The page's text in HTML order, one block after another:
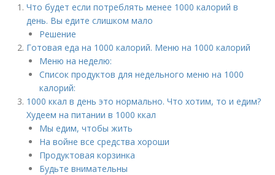
Что будет если потреблять менее 1000 калорий в
день. Вы едите слишком мало
Решение
Готовая еда на 1000 калорий. Меню на 1000 калорий
Меню на неделю:
Список продуктов для недельного меню на 1000
калорий:
1000 ккал в день это нормально. Что хотим, то и едим?
Худеем на питании в 1000 ккал
Мы едим, чтобы жить
На войне все средства хороши
Продуктовая корзинка
Будьте внимательны